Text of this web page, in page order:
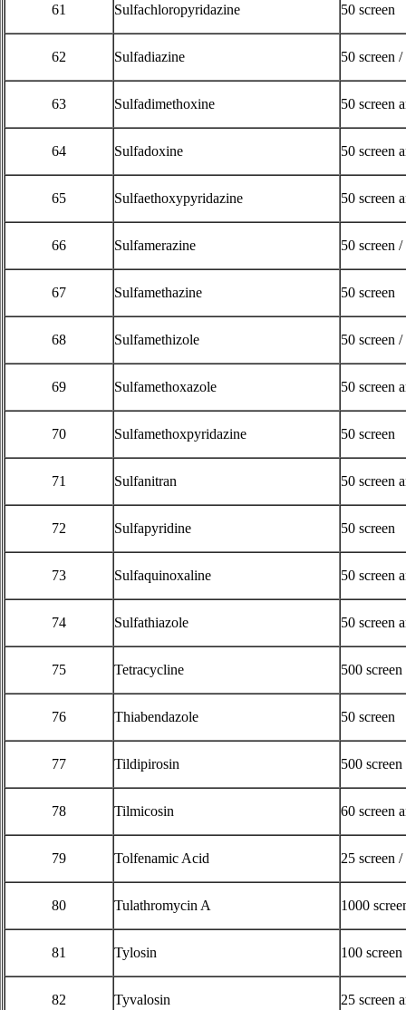
61 Sulfachloropyridazine 50 screen
62 Sulfadiazine 50 screen
63 Sulfadimethoxine 50 screen
64 Sulfadoxine 50 screen
65 Sulfaethoxypyridazine 50 screen
66 Sulfamerazine 50 screen
67 Sulfamethazine 50 screen
68 Sulfamethizole 50 screen
69 Sulfamethoxazole 50 screen
70 Sulfamethoxpyridazine 50 screen
71 Sulfanitran 50 screen
72 Sulfapyridine 50 screen
73 Sulfaquinoxaline 50 screen
74 Sulfathiazole 50 screen
75 Tetracycline 500
76 Thiabendazole 50 screen
77 Tildipirosin 500
78 Tilmicosin 60 screen
79 Tolfenamic Acid 25 screen
80 Tulathromycin A 1000
81 Tylosin 100
82 Tyvalosin 25 screen